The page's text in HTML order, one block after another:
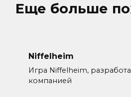
Еще больше
Niffelheim
Игра Niffelheim,
компанией